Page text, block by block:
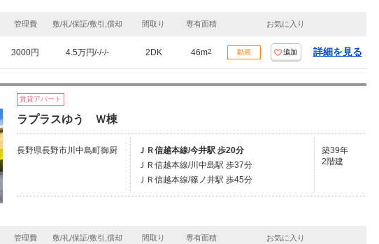
管理費 敷/礼/保証/敷引,償却 間取り 専有面積 お気に入り
3000円 4.5万円/-/-/- 2DK 46m2 動画 追加 詳細を見る
賃貸アパート
ラプラスゆう Ｗ棟
長野県長野市川中島町御厨
ＪＲ信越本線/今井駅 歩20分
ＪＲ信越本線/川中島駅 歩37分
ＪＲ信越本線/篠ノ井駅 歩45分
築39年
2階建
管理費 敷/礼/保証/敷引,償却 間取り 専有面積 お気に入り